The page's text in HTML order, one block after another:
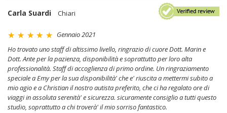
Carla Suardi Chiari
Gennaio 2021
Ho trovato uno staff di altissimo livello, ringrazio di cuore Dott. Marin e
Dott. Ante per la pazienza, disponibilità e soprattutto per loro alta
professionalità. Staff di accoglienza di primo ordine. Un ringraziamento
speciale a Emy per la sua disponibilità' che e' riuscita a mettermi subito a
mio agio e a Christian il nostro autista preferito, che ci ha regalato ore di
viaggi in assoluta serenità' e sicurezza. sicuramente consiglio a tutti questo
studio, soprattutto a chi troverà' il mio sorriso fantastico.